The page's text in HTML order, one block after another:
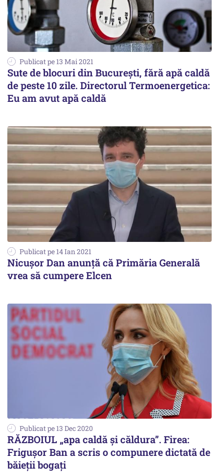
Publicat pe 13 Mai 2021
Sute de blocuri din București, fără apă caldă
de peste 10 zile. Directorul Termoenergetica:
Eu am avut apă caldă
Publicat pe 14 Ian 2021
Nicușor Dan anunță că Primăria Generală
vrea să cumpere Elcen
Publicat pe 13 Dec 2020
RĂZBOIUL „apa caldă și căldura”. Firea:
Frigușor Ban a scris o compunere dictată de
băieții bogați